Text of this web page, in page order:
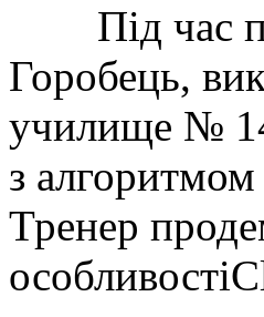
Під час
Горобець,
училище №
з алгоритмом
Тренер